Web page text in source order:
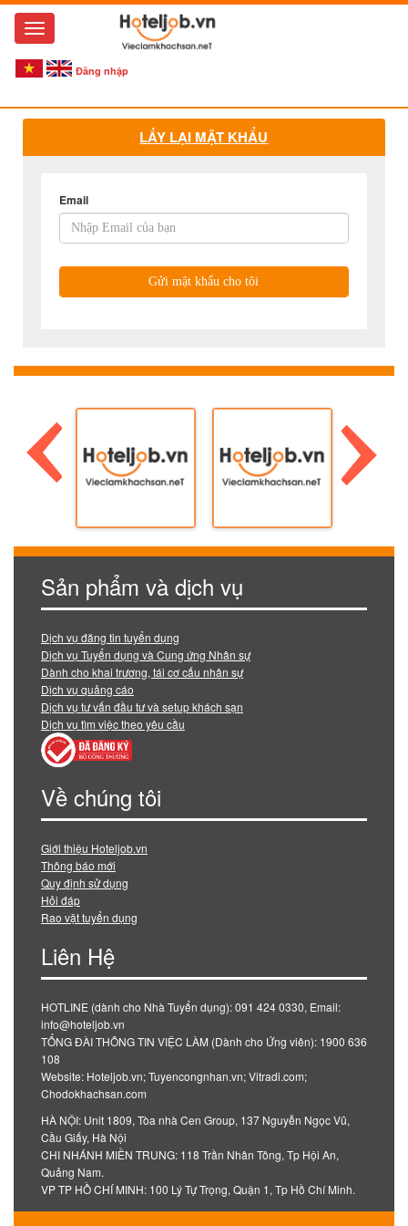
Toggle
navigation
Đăng nhập
LẤY LẠI MẬT KHẨU
Email
Gửi mật khẩu cho tôi
Sản phẩm và dịch vụ
Dịch vụ đăng tin tuyển dụng
Dịch vụ Tuyển dụng và Cung ứng Nhân sự
Dành cho khai trương, tái cơ cấu nhân sự
Dịch vụ quảng cáo
Dịch vụ tư vấn đầu tư và setup khách sạn
Dịch vụ tìm việc theo yêu cầu
Về chúng tôi
Giới thiệu Hoteljob.vn
Thông báo mới
Quy định sử dụng
Hỏi đáp
Rao vặt tuyển dụng
Liên Hệ
HOTLINE (dành cho Nhà Tuyển dụng): 091 424 0330, Email:
info@hoteljob.vn
TỔNG ĐÀI THÔNG TIN VIỆC LÀM (Dành cho Ứng viên): 1900 636
108
Website: Hoteljob.vn; Tuyencongnhan.vn; Vitradi.com;
Chodokhachsan.com
HÀ NỘI: Unit 1809, Tòa nhà Cen Group, 137 Nguyễn Ngọc Vũ,
Cầu Giấy, Hà Nội
CHI NHÁNH MIỀN TRUNG: 118 Trần Nhân Tông, Tp Hội An,
Quảng Nam.
VP TP HỒ CHÍ MINH: 100 Lý Tự Trọng, Quận 1, Tp Hồ Chí Minh.